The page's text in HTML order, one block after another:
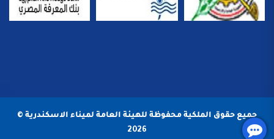
جميع حقوق الملكية محفوظة للهيئة العامة لميناء الاسكندرية ©
2026